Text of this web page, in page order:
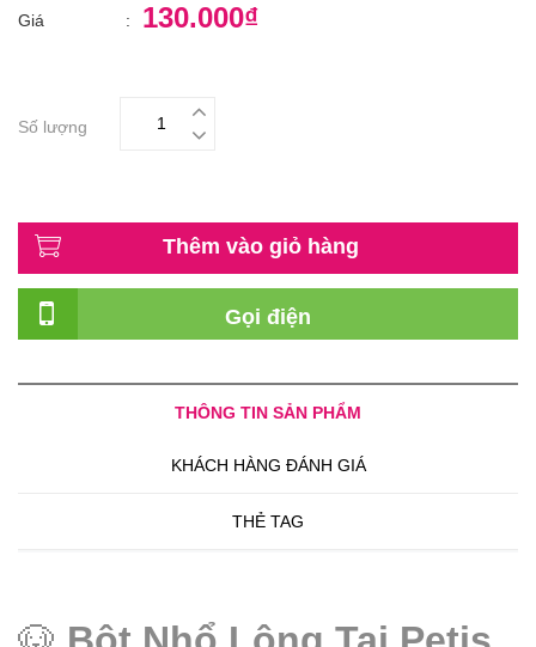
Giá
: 130.000₫
Số lượng
Thêm vào giỏ hàng
Gọi điện
THÔNG TIN SẢN PHẨM
KHÁCH HÀNG ĐÁNH GIÁ
THẺ TAG